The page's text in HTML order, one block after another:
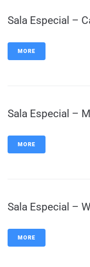
Sala Especial –
MORE
Sala Especial –
MORE
Sala Especial –
MORE